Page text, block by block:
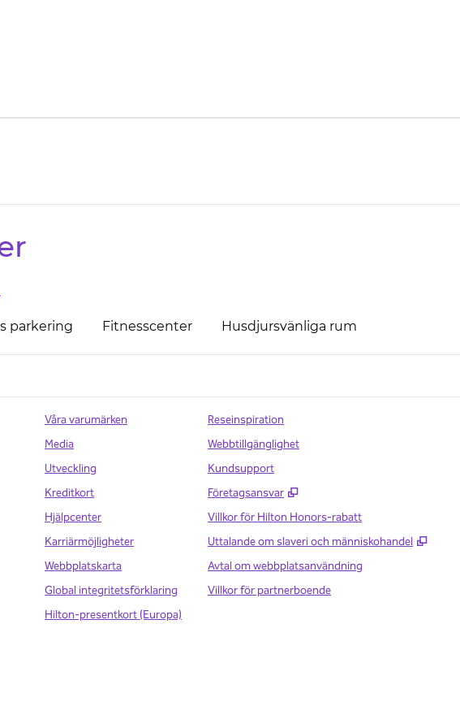
parkering Fitnesscenter Husdjursvänliga rum
Våra varumärken
Media
Utveckling
Kreditkort
Hjälpcenter
Karriärmöjligheter
Webbplatskarta
Global integritetsförklaring
Hilton-presentkort (Europa)
Reseinspiration
Webbtillgänglighet
Kundsupport
Företagsansvar
,
Villkor för Hilton Honors-rabatt
Uttalande om slaveri och människohandel
,
Avtal om webbplatsanvändning
Villkor för partnerboende